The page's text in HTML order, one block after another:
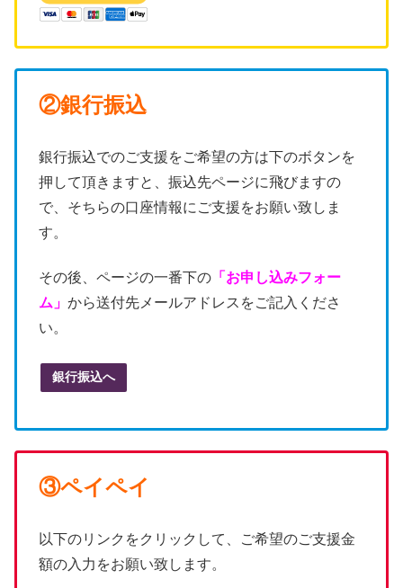
②銀行振込
銀行振込でのご支援をご希望の方は下のボタンを
押して頂きますと、振込先ページに飛びますの
で、そちらの口座情報にご支援をお願い致しま
す。
その後、ページの一番下の 「お申し込みフォー
ム」 から送付先メールアドレスをご記入くださ
い。
銀行振込へ
③ペイペイ
以下のリンクをクリックして、ご希望のご支援金
額の入力をお願い致します。